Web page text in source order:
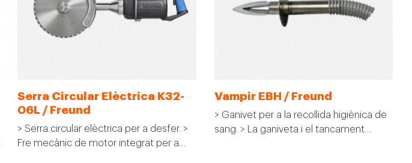
Serra Circular Elèctrica K32-
06L / Freund
> Serra circular elèctrica per a desfer. >
Fre mecànic de motor integrat per a…
Vampir EBH / Freund
> Ganivet per a la recollida higiènica de
sang. > La ganiveta i el tancament…